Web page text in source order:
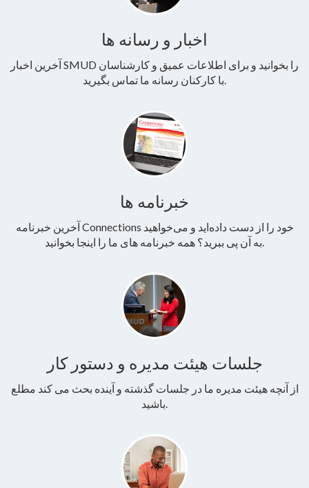
اخبار و رسانه ها
آخرین اخبار SMUD را بخوانید و برای اطلاعات عمیق و کارشناسان
خبرنامه ها
آخرین خبرنامه Connections خود را از دست داده‌اید و می‌خواهید
جلسات هیئت مدیره و دستور کار
از آنچه هیئت مدیره ما در جلسات گذشته و آینده بحث می کند مطلع
باشید.